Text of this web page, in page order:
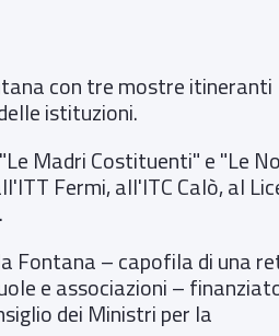
con tre mostre itineranti
istituzioni.
Madri Costituenti" e "Le
Fermi, all'ITC Calò, al
Fontana – capofila di una
e associazioni –
dei Ministri per la